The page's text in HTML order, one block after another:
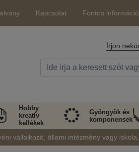
Kapcsolat Fontos
Írjon
Hobby
kreatív
kellékek
Gyöngyök és
komponensek
vállalkozó, állami intézmény vagy